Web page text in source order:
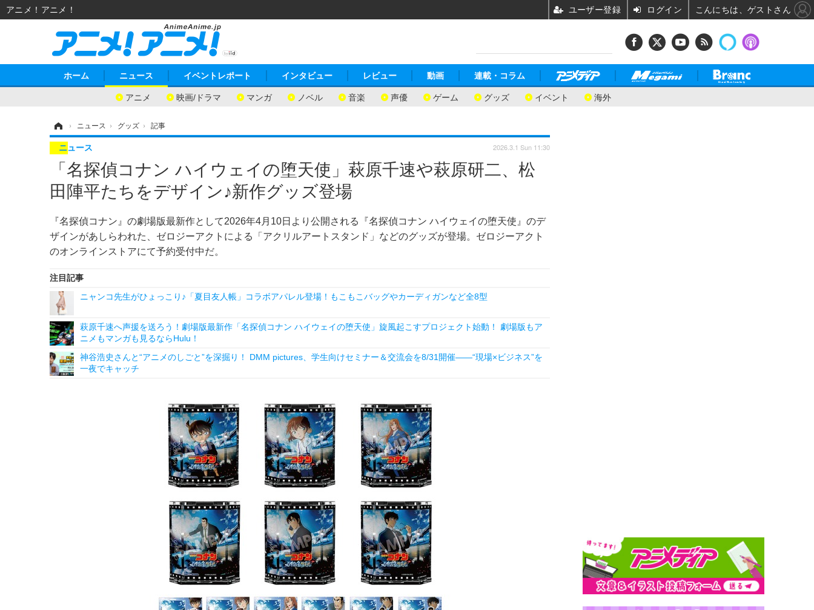
ホーム ニュース
アニメ 映画/ドラマ マンガ ノベル 音楽 声優 ゲーム グッズ イベント 海外
イベントレポート インタビュー レビュー 動画 連載・コラム
› ニュース › グッズ › 記事
「名探偵コナン ハイウェイの堕天使」萩原千速や萩原研二、松
田陣平たちをデザイン♪新作グッズ登場
『名探偵コナン』の劇場版最新作として2026年4月10日より公開される『名探偵コナン ハイウェイの堕天使』のデ
ザインがあしらわれた、ゼロジーアクトによる「アクリルアートスタンド」などのグッズが登場。ゼロジーアクト
のオンラインストアにて予約受付中だ。
ニュース 2026.3.1 Sun 11:30
注目記事
ニャンコ先生がひょっこり♪「夏目友人帳」コラボアパレル登場！もこもこバッグやカーディガンなど全8型
萩原千速へ声援を送ろう！劇場版最新作「名探偵コナン ハイウェイの堕天使」旋風起こすプロジェクト始動！ 劇場版もア
ニメもマンガも見るならHulu！
神谷浩史さんと“アニメのしごと”を深掘り！ DMM pictures、学生向けセミナー＆交流会を8/31開催――“現場×ビジネス”を
一夜でキャッチ
アニメ！アニメ！ ユーザー登録 ログイン こんにちは、ゲストさん